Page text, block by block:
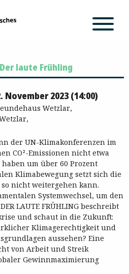
laute Frühling
November 2023 (14:00)
Wetzlar,
der UN-Klimakonferenzen im
CO²-Emissionen nicht etwa
um über 60 Prozent
Klimabewegung setzt sich die
nicht weitergehen kann.
Systemwechsel, um den
LAUTE FRÜHLING beschreibt
und schaut in die Zukunft:
Klimagerechtigkeit und
aussehen? Eine
von Arbeit und Streik
Gewinnmaximierung